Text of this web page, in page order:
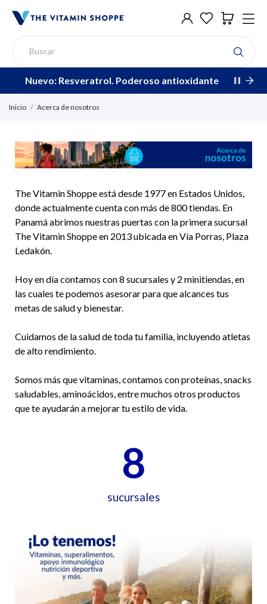
Nuevo: Resveratrol. Poderoso antioxidante
Inicio Acerca de nosotros
The Vitamin Shoppe está desde 1977 en Estados Unidos,
donde actualmente cuenta con más de 800 tiendas. En
Panamá abrimos nuestras puertas con la primera sucursal
The Vitamin Shoppe en 2013 ubicada en Vía Porras, Plaza
Ledakón.
Hoy en día contamos con 8 sucursales y 2 minitiendas, en
las cuales te podemos asesorar para que alcances tus
metas de salud y bienestar.
Cuidamos de la salud de toda tu familia, incluyendo atletas
de alto rendimiento.
Somos más que vitaminas, contamos con proteínas, snacks
saludables, aminoácidos, entre muchos otros productos
que te ayudarán a mejorar tu estilo de vida.
sucursales
8